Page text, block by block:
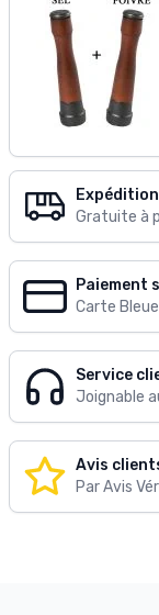
Gratuite à
Paiement
Carte
Service
Joignable
Avis
Par Avis